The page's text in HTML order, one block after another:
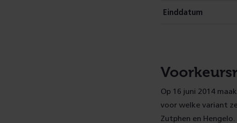
Einddatum
Op 16 juni 2014
voor welke variant
Zutphen en Hengelo.